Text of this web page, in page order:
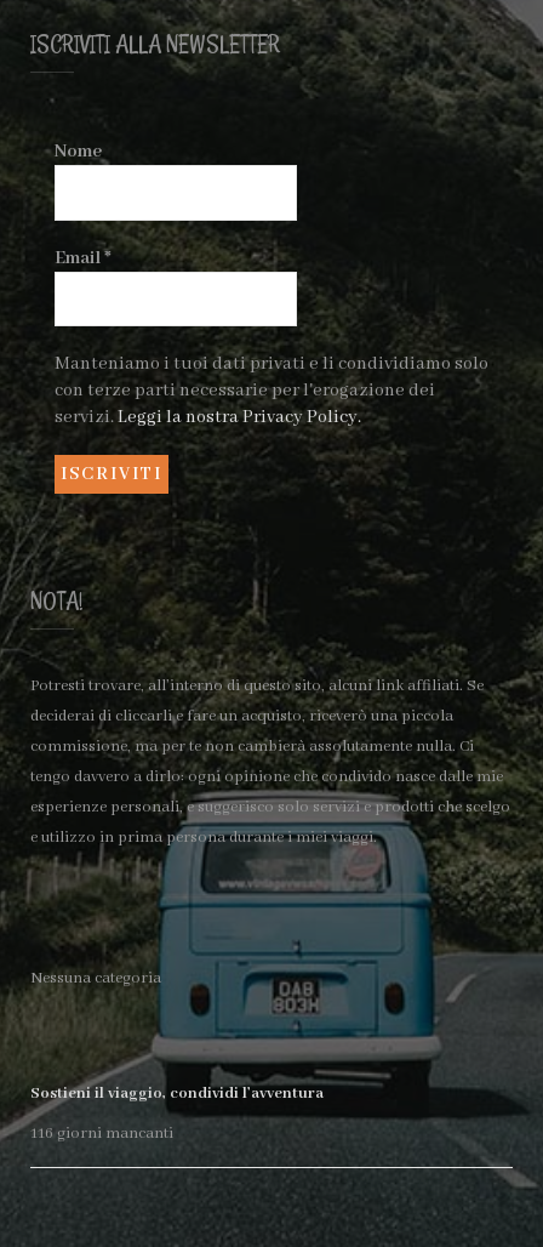
ISCRIVITI ALLA NEWSLETTER
Nome
Email*
Manteniamo i tuoi dati privati e li condividiamo solo
con terze parti necessarie per l'erogazione dei
servizi.Leggi la nostra Privacy Policy.
NOTA!
Potresti trovare, all’interno di questo sito, alcuni link affiliati. Se
deciderai di cliccarli e fare un acquisto, riceverò una piccola
commissione, ma per te non cambierà assolutamente nulla. Ci
tengo davvero a dirlo: ogni opinione che condivido nasce dalle mie
esperienze personali, e suggerisco solo servizi e prodotti che scelgo
e utilizzo in prima persona durante i miei viaggi.
Nessuna categoria
Sostieni il viaggio, condividi l’avventura
116 giorni mancanti